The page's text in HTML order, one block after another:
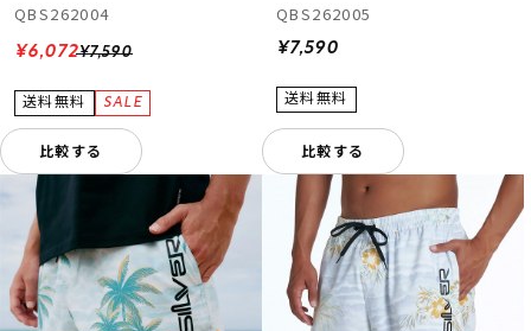
QBS262004
¥7,590
¥6,072
比較する
QBS262005
¥7,590
比較する